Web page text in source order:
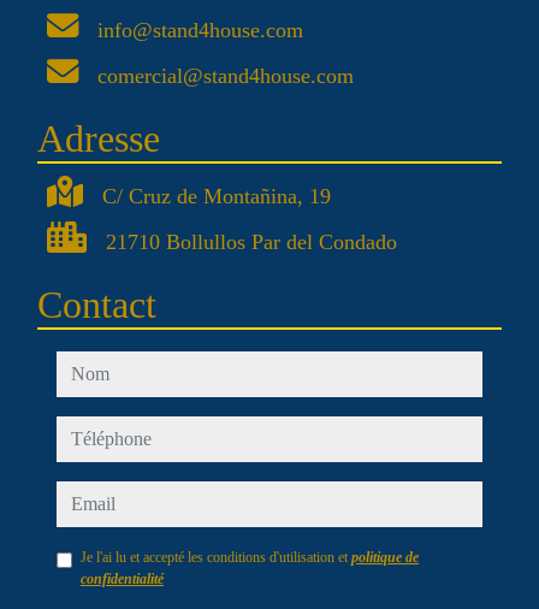
info@stand4house.com
comercial@stand4house.com
Adresse
C/ Cruz de Montañina, 19
21710 Bollullos Par del Condado
Contact
nom
téléphone
email
Je l'ai lu et accepté les conditions d'utilisation et politique de
confidentialité